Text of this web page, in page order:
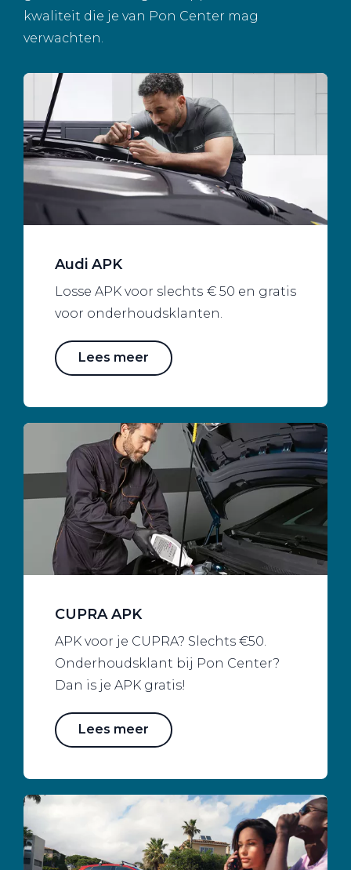
kwaliteit die je van Pon Center mag
verwachten.
Audi APK
Losse APK voor slechts € 50 en gratis
voor onderhoudsklanten.
Lees meer
CUPRA APK
APK voor je CUPRA? Slechts €50.
Onderhoudsklant bij Pon Center?
Dan is je APK gratis!
Lees meer